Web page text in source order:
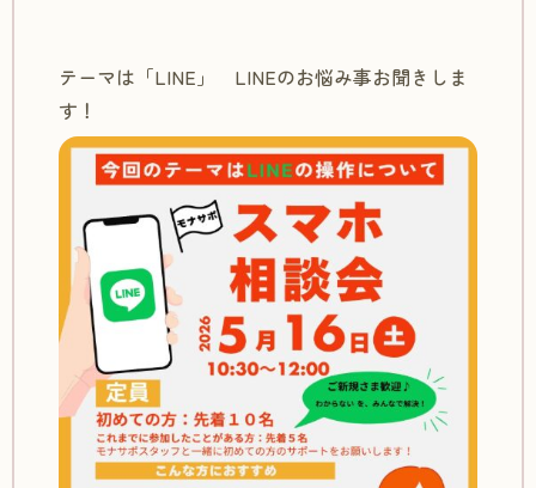
テーマは「LINE」 LINEのお悩み事お聞きしま
す！